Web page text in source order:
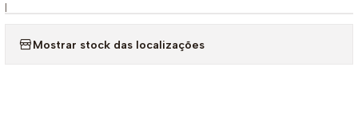
|
Mostrar stock das localizações